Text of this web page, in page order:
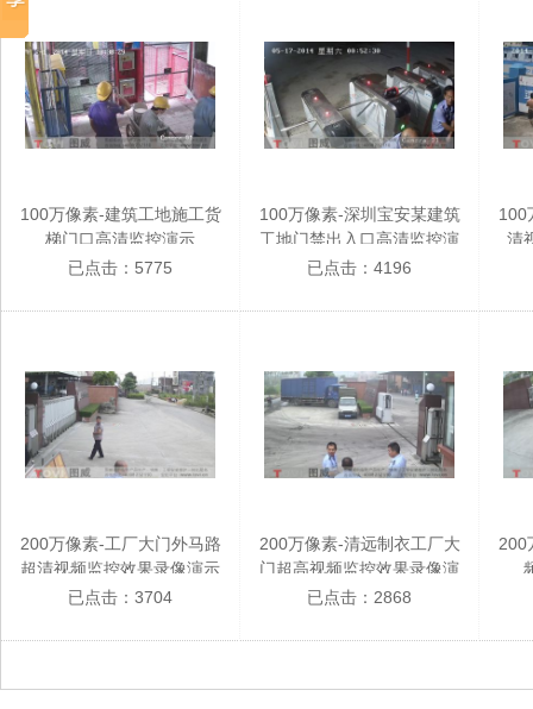
100万像素-建筑工地施工货
梯门口高清监控演示
已点击：5775
100万像素-深圳宝安某建筑
工地门禁出入口高清监控演
示
已点击：4196
100
清
200万像素-工厂大门外马路
超清视频监控效果录像演示
已点击：3704
200万像素-清远制衣工厂大
门超高视频监控效果录像演
示
已点击：2868
200